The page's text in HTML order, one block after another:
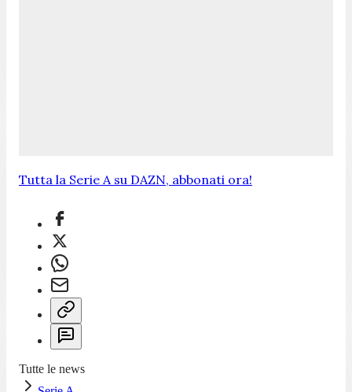
Tutta la Serie A su DAZN, abbonati ora!
Tutte le news